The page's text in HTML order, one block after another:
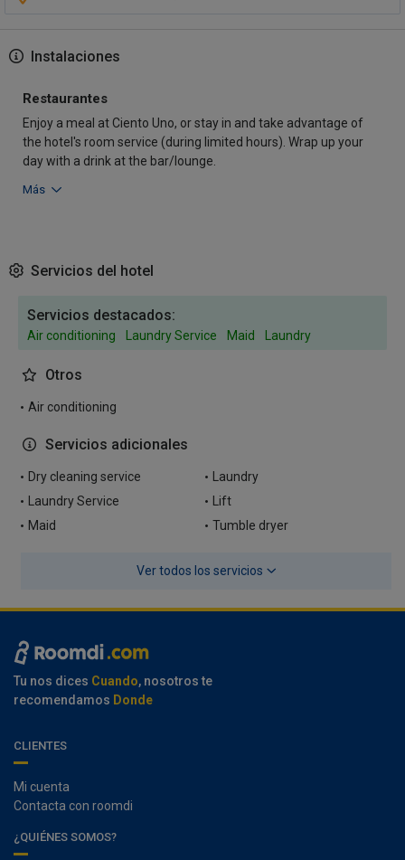
Instalaciones
Restaurantes
Enjoy a meal at Ciento Uno, or stay in and take advantage of
the hotel's room service (during limited hours). Wrap up your
day with a drink at the bar/lounge.
Más
Servicios del hotel
Servicios destacados:
Air conditioning Laundry Service Maid Laundry
Otros
Air conditioning
Servicios adicionales
Dry cleaning service
Laundry
Laundry Service
Lift
Maid
Tumble dryer
Ver todos los servicios
Tu nos dices Cuando, nosotros te
recomendamos Donde
CLIENTES
Mi cuenta
Contacta con roomdi
¿QUIÉNES SOMOS?